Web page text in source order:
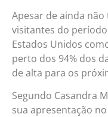
Apesar de ainda
visitantes do
Estados Unidos
perto dos 94% dos
de alta para os
Segundo Casandra
sua apresentação